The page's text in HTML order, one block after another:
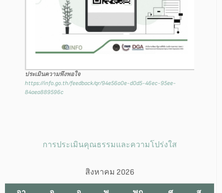
ประเมินความพึงพอใจ
https://info.go.th/feedback/qr/94e56a0e-d0d5-46ec-95ee-
84aea889596c
การประเมินคุณธรรมและความโปร่งใส
สิงหาคม 2026